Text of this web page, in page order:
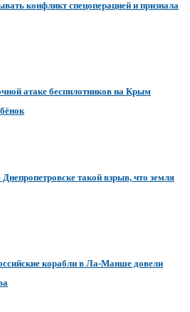
конфликт спецоперацией и признала
атаке беспилотников на Крым
такой взрыв, что земля
корабли в Ла-Манше довели